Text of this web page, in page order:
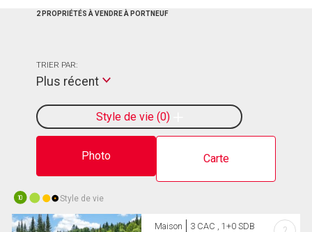
2 PROPRIÉTÉS À VENDRE À PORTNEUF
Photo Carte
Style de vie 0
TRIER PAR:
Plus récent
10 Style de vie
Maison 3 CAC , 1+0 SDB